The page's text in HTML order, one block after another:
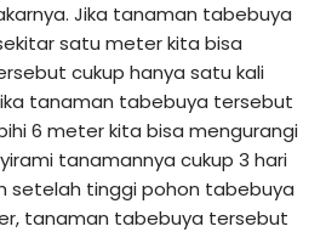
Jika tanaman tabebuya
satu meter kita bisa
cukup hanya satu kali
tanaman tabebuya tersebut
6 meter kita bisa mengurangi
tanamannya cukup 3 hari
setelah tinggi pohon tabebuya
tanaman tabebuya tersebut